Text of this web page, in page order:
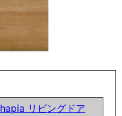
hapia リビングドア